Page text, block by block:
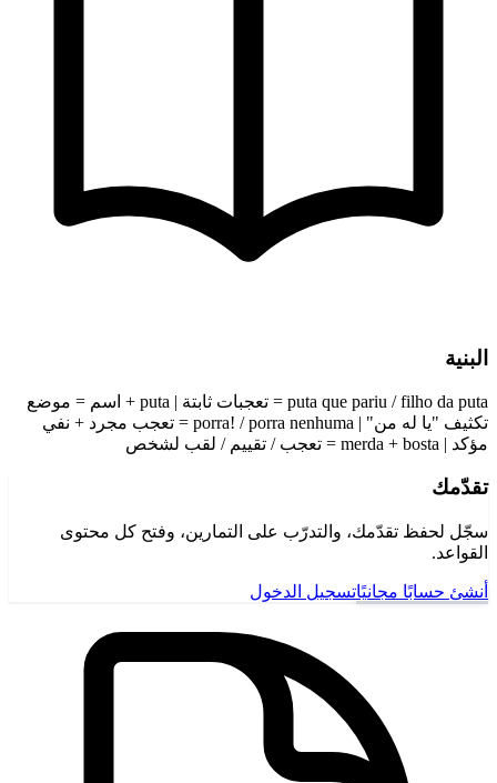
البنية
puta que pariu / filho da puta = تعجبات ثابتة | puta + اسم = موضع
تكثيف "يا له من" | porra! / porra nenhuma = تعجب مجرد + نفي
مؤكد | merda + bosta = تعجب / تقييم / لقب لشخص
تقدّمك
سجّل لحفظ تقدّمك، والتدرّب على التمارين، وفتح كل محتوى
القواعد.
أنشئ حسابًا مجانيًاتسجيل الدخول